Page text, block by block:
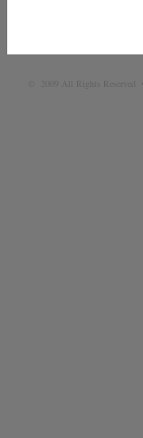
© 2009 All Rights Reserved